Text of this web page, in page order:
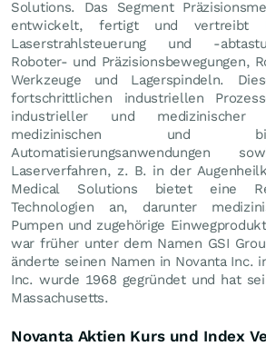
Solutions. Das Segment
entwickelt, fertigt und vertreibt
Laserstrahlsteuerung und -
Roboter- und Präzisionsbewegungen,
Werkzeuge und Lagerspindeln.
fortschrittlichen industriellen
industrieller und medizinischer
medizinischen und
Automatisierungsanwendungen
Laserverfahren, z. B. in der
Medical Solutions bietet eine
Technologien an, darunter
Pumpen und zugehörige
war früher unter dem Namen GSI
änderte seinen Namen in Novanta Inc.
Inc. wurde 1968 gegründet und hat
Massachusetts.
Novanta Aktien Kurs und Index